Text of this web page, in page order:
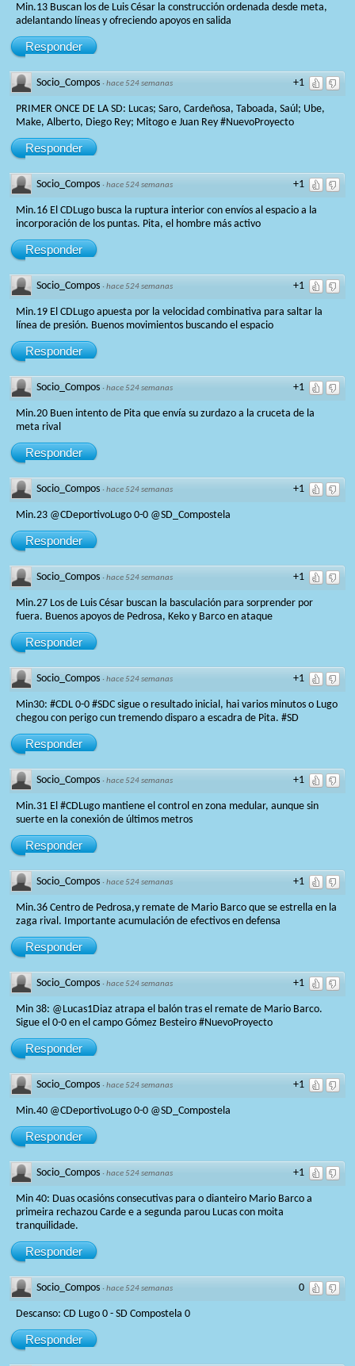
Min.13 Buscan los de Luis César la construcción ordenada desde meta,
adelantando líneas y ofreciendo apoyos en salida
Responder
+1
Socio_Compos ·hace 524 semanas
PRIMER ONCE DE LA SD: Lucas; Saro, Cardeñosa, Taboada, Saúl; Ube,
Make, Alberto, Diego Rey; Mitogo e Juan Rey #NuevoProyecto
Responder
+1
Socio_Compos ·hace 524 semanas
Min.16 El CDLugo busca la ruptura interior con envíos al espacio a la
incorporación de los puntas. Pita, el hombre más activo
Responder
+1
Socio_Compos ·hace 524 semanas
Min.19 El CDLugo apuesta por la velocidad combinativa para saltar la
línea de presión. Buenos movimientos buscando el espacio
Responder
+1
Socio_Compos ·hace 524 semanas
Min.20 Buen intento de Pita que envía su zurdazo a la cruceta de la
meta rival
Responder
+1
Socio_Compos ·hace 524 semanas
Min.23 @CDeportivoLugo 0-0 @SD_Compostela
Responder
+1
Socio_Compos ·hace 524 semanas
Min.27 Los de Luis César buscan la basculación para sorprender por
fuera. Buenos apoyos de Pedrosa, Keko y Barco en ataque
Responder
+1
Socio_Compos ·hace 524 semanas
Min30: #CDL 0-0 #SDC sigue o resultado inicial, hai varios minutos o Lugo
chegou con perigo cun tremendo disparo a escadra de Pita. #SD
Responder
+1
Socio_Compos ·hace 524 semanas
Min.31 El #CDLugo mantiene el control en zona medular, aunque sin
suerte en la conexión de últimos metros
Responder
+1
Socio_Compos ·hace 524 semanas
Min.36 Centro de Pedrosa,y remate de Mario Barco que se estrella en la
zaga rival. Importante acumulación de efectivos en defensa
Responder
+1
Socio_Compos ·hace 524 semanas
Min 38: @Lucas1Diaz atrapa el balón tras el remate de Mario Barco.
Sigue el 0-0 en el campo Gómez Besteiro #NuevoProyecto
Responder
+1
Socio_Compos ·hace 524 semanas
Min.40 @CDeportivoLugo 0-0 @SD_Compostela
Responder
+1
Socio_Compos ·hace 524 semanas
Min 40: Duas ocasións consecutivas para o dianteiro Mario Barco a
primeira rechazou Carde e a segunda parou Lucas con moita
tranquilidade.
Responder
0
Socio_Compos ·hace 524 semanas
Descanso: CD Lugo 0 - SD Compostela 0
Responder